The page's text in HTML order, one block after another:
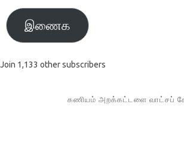
இணைக
Join 1,133 other subscribers
கணியம் அறக்கட்டளை வாட்சப்